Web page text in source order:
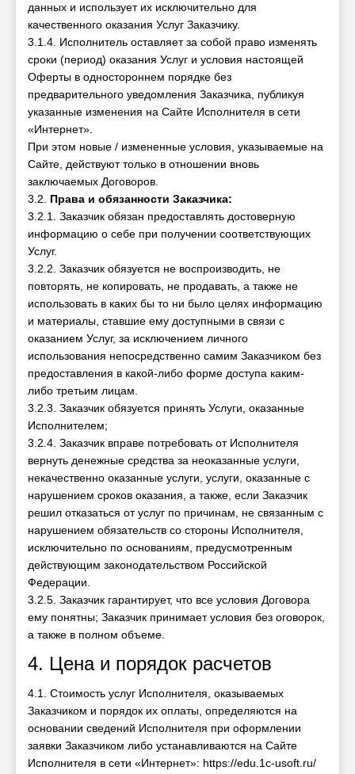
данных и использует их исключительно для
качественного оказания Услуг Заказчику.
3.1.4. Исполнитель оставляет за собой право изменять
сроки (период) оказания Услуг и условия настоящей
Оферты в одностороннем порядке без
предварительного уведомления Заказчика, публикуя
указанные изменения на Сайте Исполнителя в сети
«Интернет».
При этом новые / измененные условия, указываемые на
Сайте, действуют только в отношении вновь
заключаемых Договоров.
3.2. Права и обязанности Заказчика:
3.2.1. Заказчик обязан предоставлять достоверную
информацию о себе при получении соответствующих
Услуг.
3.2.2. Заказчик обязуется не воспроизводить, не
повторять, не копировать, не продавать, а также не
использовать в каких бы то ни было целях информацию
и материалы, ставшие ему доступными в связи с
оказанием Услуг, за исключением личного
использования непосредственно самим Заказчиком без
предоставления в какой-либо форме доступа каким-
либо третьим лицам.
3.2.3. Заказчик обязуется принять Услуги, оказанные
Исполнителем;
3.2.4. Заказчик вправе потребовать от Исполнителя
вернуть денежные средства за неоказанные услуги,
некачественно оказанные услуги, услуги, оказанные с
нарушением сроков оказания, а также, если Заказчик
решил отказаться от услуг по причинам, не связанным с
нарушением обязательств со стороны Исполнителя,
исключительно по основаниям, предусмотренным
действующим законодательством Российской
Федерации.
3.2.5. Заказчик гарантирует, что все условия Договора
ему понятны; Заказчик принимает условия без оговорок,
а также в полном объеме.
4. Цена и порядок расчетов
4.1. Стоимость услуг Исполнителя, оказываемых
Заказчиком и порядок их оплаты, определяются на
основании сведений Исполнителя при оформлении
заявки Заказчиком либо устанавливаются на Сайте
Исполнителя в сети «Интернет»: https://edu.1c-usoft.ru/